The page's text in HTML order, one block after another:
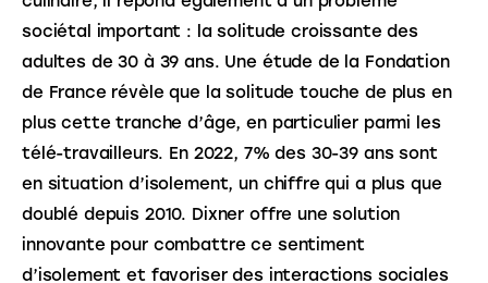
sociétal important : la solitude croissante des
adultes de 30 à 39 ans. Une étude de la Fondation
de France révèle que la solitude touche de plus en
plus cette tranche d’âge, en particulier parmi les
télé-travailleurs. En 2022, 7% des 30-39 ans sont
en situation d’isolement, un chiffre qui a plus que
doublé depuis 2010. Dixner offre une solution
innovante pour combattre ce sentiment
d’isolement et favoriser des interactions sociales